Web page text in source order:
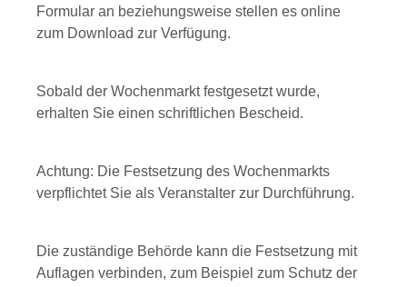
Formular an beziehungsweise stellen es online
zum Download zur Verfügung.
Sobald der Wochenmarkt festgesetzt wurde,
erhalten Sie einen schriftlichen Bescheid.
Achtung: Die Festsetzung des Wochenmarkts
verpflichtet Sie als Veranstalter zur Durchführung.
Die zuständige Behörde kann die Festsetzung mit
Auflagen verbinden, zum Beispiel zum Schutz der